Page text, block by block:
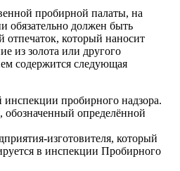
пробирной палаты, на
обязательно должен быть
который наносит
из золота или другого
содержится следующая
инспекции пробирного надзора.
обозначенный определённой
изготовителя, который
в инспекции Пробирного